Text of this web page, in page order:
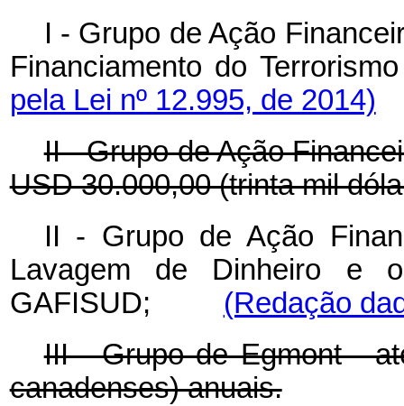
I - Grupo de Ação
Financiamento do
pela Lei nº 12.995, de 2014)
II - Grupo de Ação
USD 30.000,00 (trinta mil
II - Grupo de Ação
Lavagem de Dinheiro e
GAFISUD; (Redação
III - Grupo de Egmont -
canadenses) anuais.